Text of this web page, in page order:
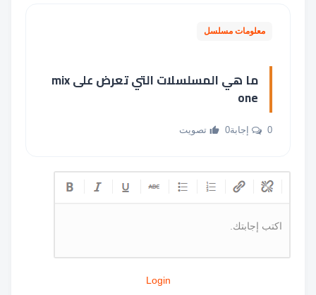
معلومات مسلسل
ما هي المسلسلات التي تعرض على mix
one
0 إجابة 0 تصويت
اكتب إجابتك.
Login